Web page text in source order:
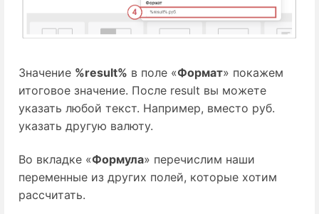
Значение %result% в поле «Формат» покажем
итоговое значение. После result вы можете
указать любой текст. Например, вместо руб.
указать другую валюту.
Во вкладке «Формула» перечислим наши
переменные из других полей, которые хотим
рассчитать.